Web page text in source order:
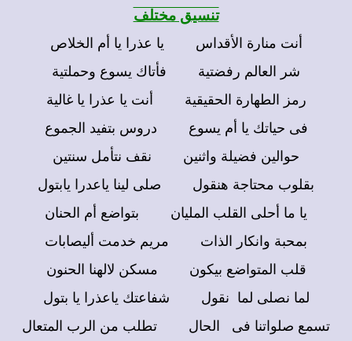
تنسيق مختلف
أنت منارة الأقداس يا عذرا يا أم الخلاص
شر العالم رفضتية فأتاك يسوع وحملتية
رمز الطهارة الحقيقية أنت يا عذرا يا غالية
فى حياتك يا أم يسوع دروس بتفيد الجموع
حوالين فضيلة واثنين نقف نتأمل سنتين
بقلوب محتاجة هنقول صلى لينا ياعدرا يابتول
يا ما أحلى القلب المليان بتواضع أم الحنان
بمحبة وانكار الذات مريم خدمت أليصابات
قلب المتواضع بيكون مسكن لالهنا الحنون
لما نصلى لما نقول شفاعتك ياعذرا يا بتول
تسمع صلواتنا فى الحال تطلب من الرب المتعال